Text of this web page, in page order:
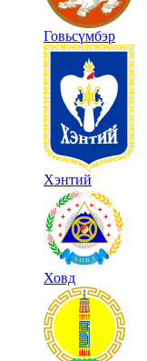
Говьсүмбэр
Хэнтий
Ховд